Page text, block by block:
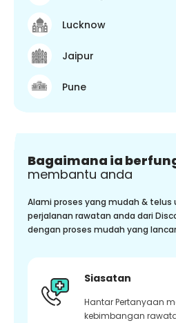
Lucknow
Jaipur
Pune
Bagaimana ia
membantu anda
Alami proses yang mudah & telus
perjalanan rawatan anda dari
dengan proses mudah yang
Siasatan
Hantar Pertanyaan
kebimbangan